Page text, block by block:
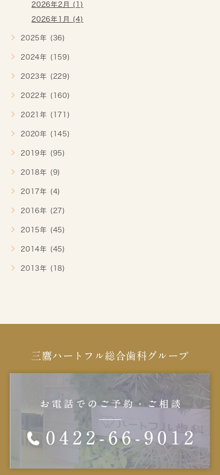
2026年2月 (1)
2026年1月 (4)
2025年 (36)
2024年 (159)
2023年 (229)
2022年 (160)
2021年 (171)
2020年 (145)
2019年 (95)
2018年 (9)
2017年 (4)
2016年 (27)
2015年 (45)
2014年 (45)
2013年 (18)
三鷹ハートフル総合歯科グループ